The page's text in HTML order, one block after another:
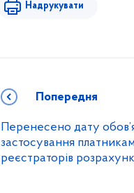
Надрукувати
Попередня
Перенесено дату
застосування
реєстраторів